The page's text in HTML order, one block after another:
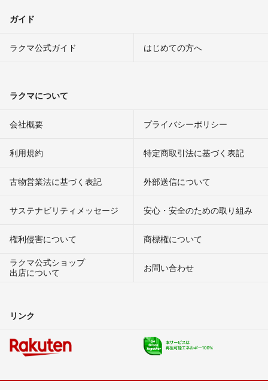
ガイド
ラクマ公式ガイド はじめての方へ
ラクマについて
会社概要 プライバシーポリシー
利用規約 特定商取引法に基づく表記
古物営業法に基づく表記 外部送信について
サステナビリティメッセージ 安心・安全のための取り組み
権利侵害について
商標権について
ラクマ公式ショップ
出店について
お問い合わせ
リンク